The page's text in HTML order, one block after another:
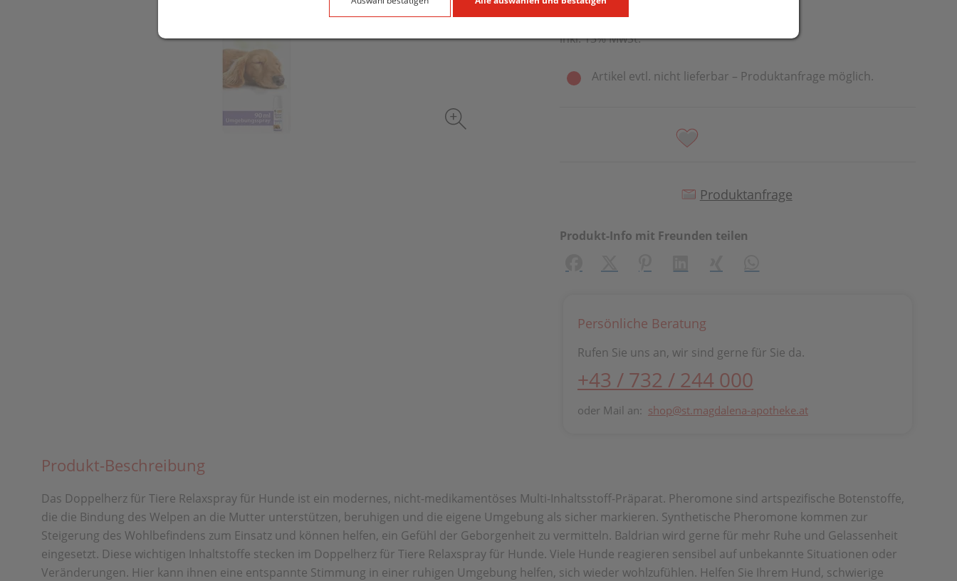
inkl. 13% MwSt.
Artikel evtl. nicht lieferbar – Produktanfrage möglich.
Produktanfrage
Produkt-Info mit Freunden teilen
Persönliche Beratung
Rufen Sie uns an, wir sind gerne für Sie da.
+43 / 732 / 244 000
oder Mail an: shop@st.magdalena-apotheke.at
Produkt-Beschreibung
Das Doppelherz für Tiere Relaxspray für Hunde ist ein modernes, nicht-medikamentöses Multi-Inhaltsstoff-Präparat. Pheromone sind artspezifische Botenstoffe,
die die Bindung des Welpen an die Mutter unterstützen, beruhigen und die eigene Umgebung als sicher markieren. Synthetische Pheromone kommen zur
Steigerung des Wohlbefindens zum Einsatz und können helfen, ein Gefühl der Geborgenheit zu vermitteln. Baldrian wird gerne für mehr Ruhe und Gelassenheit
eingesetzt. Diese wichtigen Inhaltstoffe stecken im Doppelherz für Tiere Relaxspray für Hunde. Viele Hunde reagieren sensibel auf unbekannte Situationen oder
Veränderungen. Hier kann ihnen eine entspannte Stimmung in einer ruhigen Umgebung helfen, sich wieder wohlzufühlen. Helfen Sie Ihrem Hund, schwierige